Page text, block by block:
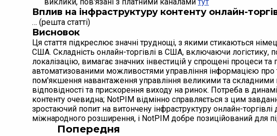
виклики, пов'язані з платними каналами тут
Вплив на інфраструктуру контенту онлайн-
… (решта статті)
Висновок
Ця стаття підкреслює значні труднощі, з якими стикаються
США. Складність онлайн-торгівлі в США, включаючи логістику,
локалізацію, вимагає значних інвестицій у спрощені процеси
автоматизованими можливостями управління інформацією про
пом'якшення навантаження управління великими та складними
відповідності та прискорення виходу на ринок. Потреба в
контенту очевидна; NotPIM відмінно справляється з цим
зростаючий попит на витончену інфраструктуру онлайн-торгівлі
міжнародного розширення, і NotPIM добре позиційований для
Попередня